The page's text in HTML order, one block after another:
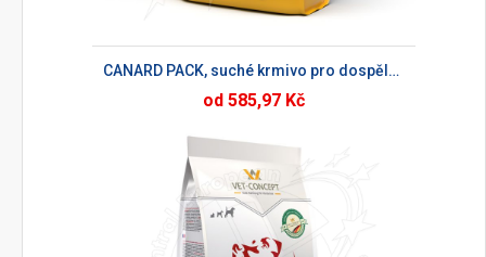
CANARD PACK, suché krmivo pro dospělé psy
od 585,97 Kč